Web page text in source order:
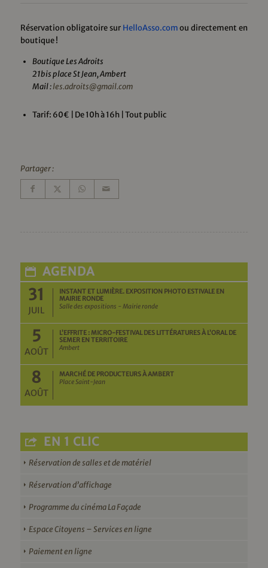
Réservation obligatoire sur HelloAsso.com ou directement en
boutique !
Boutique Les Adroits
21bis place St Jean, Ambert
Mail :les.adroits@gmail.com
Tarif: 60€ | De 10h à 16h | Tout public
Partager :
AGENDA
31
JUIL
INSTANT ET LUMIÈRE. EXPOSITION PHOTO ESTIVALE EN
MAIRIE RONDE
Salle des expositions - Mairie ronde
5
AOÛT
L’EFFRITE : MICRO-FESTIVAL DES LITTÉRATURES À L’ORAL DE
SEMER EN TERRITOIRE
Ambert
8
AOÛT
MARCHÉ DE PRODUCTEURS À AMBERT
Place Saint-Jean
EN 1 CLIC
Réservation de salles et de matériel
Réservation d’affichage
Programme du cinéma La Façade
Espace Citoyens – Services en ligne
Paiement en ligne